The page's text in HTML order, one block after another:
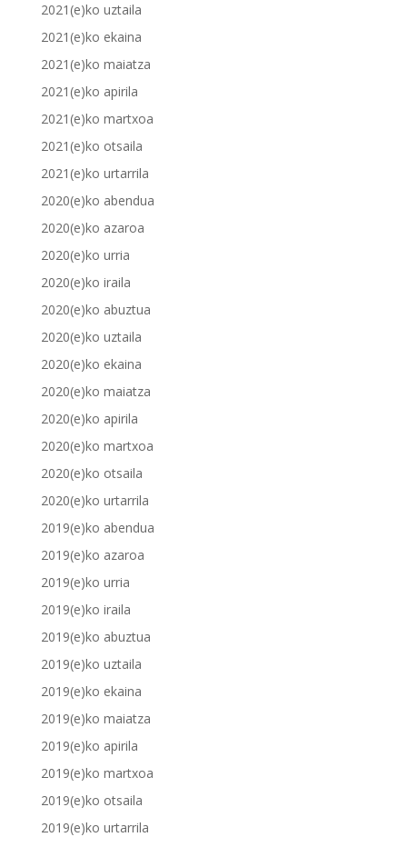
2021(e)ko uztaila
2021(e)ko ekaina
2021(e)ko maiatza
2021(e)ko apirila
2021(e)ko martxoa
2021(e)ko otsaila
2021(e)ko urtarrila
2020(e)ko abendua
2020(e)ko azaroa
2020(e)ko urria
2020(e)ko iraila
2020(e)ko abuztua
2020(e)ko uztaila
2020(e)ko ekaina
2020(e)ko maiatza
2020(e)ko apirila
2020(e)ko martxoa
2020(e)ko otsaila
2020(e)ko urtarrila
2019(e)ko abendua
2019(e)ko azaroa
2019(e)ko urria
2019(e)ko iraila
2019(e)ko abuztua
2019(e)ko uztaila
2019(e)ko ekaina
2019(e)ko maiatza
2019(e)ko apirila
2019(e)ko martxoa
2019(e)ko otsaila
2019(e)ko urtarrila